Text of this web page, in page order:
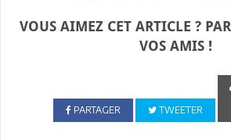
VOUS AIMEZ CET ARTICLE ?
VOS AMIS !
PARTAGER TWEETER